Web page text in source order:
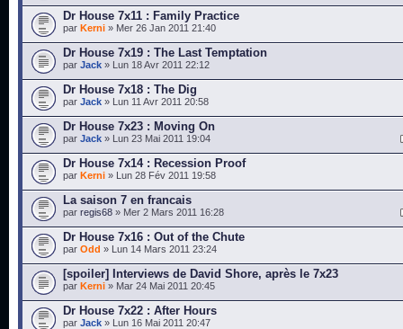
Dr House 7x11 : Family Practice
par Kerni » Mer 26 Jan 2011 21:40
Dr House 7x19 : The Last Temptation
par Jack » Lun 18 Avr 2011 22:12
Dr House 7x18 : The Dig
par Jack » Lun 11 Avr 2011 20:58
Dr House 7x23 : Moving On
par Jack » Lun 23 Mai 2011 19:04
Dr House 7x14 : Recession Proof
par Kerni » Lun 28 Fév 2011 19:58
La saison 7 en francais
par regis68 » Mer 2 Mars 2011 16:28
Dr House 7x16 : Out of the Chute
par Odd » Lun 14 Mars 2011 23:24
[spoiler] Interviews de David Shore, après le 7x23
par Kerni » Mar 24 Mai 2011 20:45
Dr House 7x22 : After Hours
par Jack » Lun 16 Mai 2011 20:47